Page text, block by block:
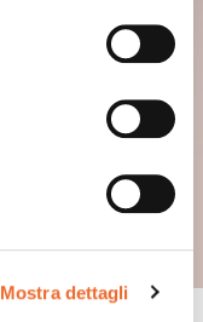
Mostra dettagli